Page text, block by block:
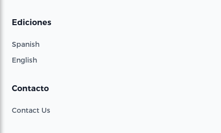
Ediciones
Spanish
English
Contacto
Contact Us